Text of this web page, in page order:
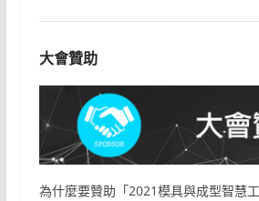
大會贊助
為什麼要贊助「2021模具與成型智慧